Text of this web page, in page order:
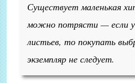
Существует маленькая
можно потрясти — если
листьев, то покупать
экземпляр не следует.